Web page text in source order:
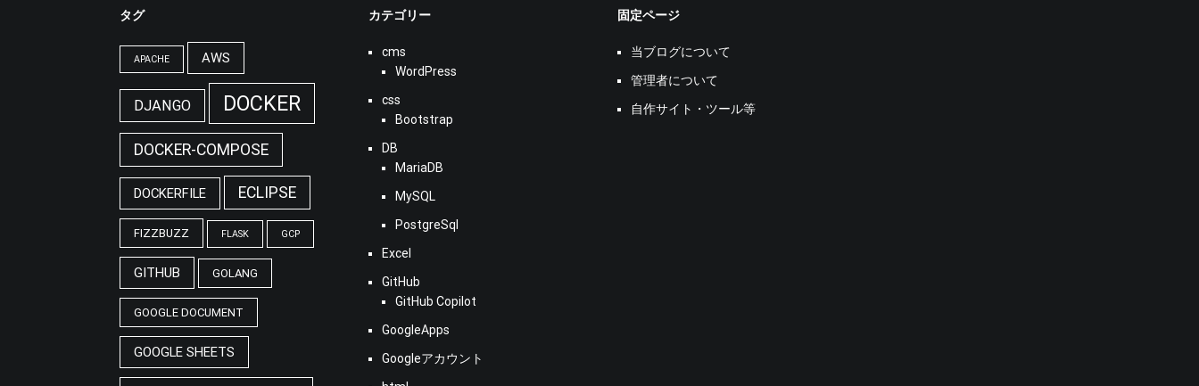
タグ
APACHE AWS
DJANGO DOCKER
DOCKER-COMPOSE
DOCKERFILE ECLIPSE
FIZZBUZZ FLASK GCP
GITHUB GOLANG
GOOGLE DOCUMENT
GOOGLE SHEETS
カテゴリー
cms
WordPress
css
Bootstrap
DB
MariaDB
MySQL
PostgreSql
Excel
GitHub
GitHub Copilot
GoogleApps
Googleアカウント
固定ページ
当ブログについて
管理者について
自作サイト・ツール等